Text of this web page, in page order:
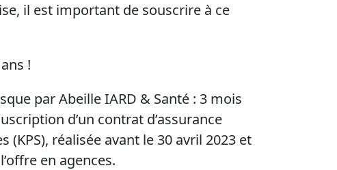
il est important de souscrire à ce
!
par Abeille IARD & Santé : 3 mois
d’un contrat d’assurance
réalisée avant le 30 avril 2023 et
en agences.